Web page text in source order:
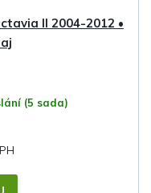
II 2004-2012 •
(5 sada)